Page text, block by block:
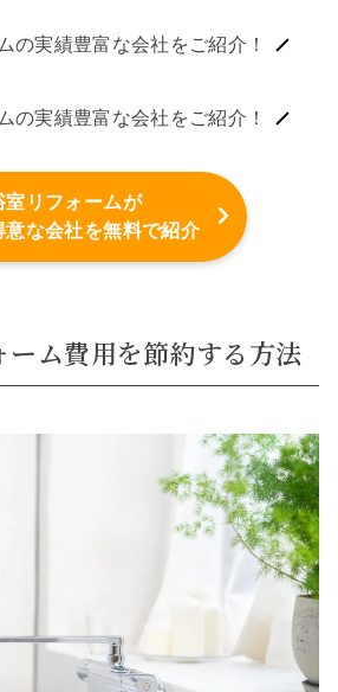
の実績豊富な会社をご紹介！
の実績豊富な会社をご紹介！
室リフォームが
意な会社を無料で紹介
ーム費用を節約する方法